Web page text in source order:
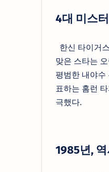
4대 미스
한신 타이거
맞은 스타는
평범한 내야수
표하는 홈런
극했다.
1985년,